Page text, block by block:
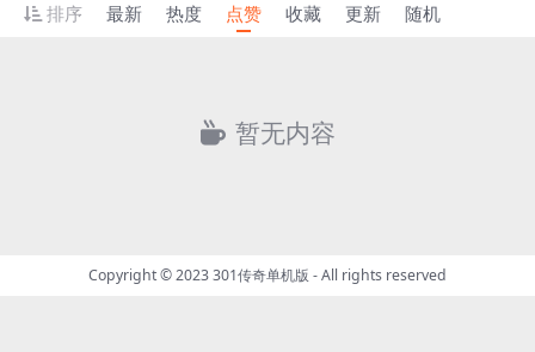
排序
最新 热度 点赞 收藏 更新 随机
暂无内容
Copyright © 2023301传奇单机版 - All rights reserved